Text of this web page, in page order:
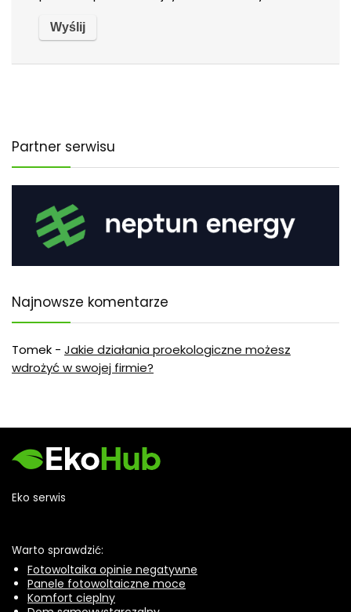
Partner serwisu
Najnowsze komentarze
Tomek - Jakie działania proekologiczne możesz
wdrożyć w swojej firmie?
Eko serwis
Warto sprawdzić:
Fotowoltaika opinie negatywne
Panele fotowoltaiczne moce
Komfort cieplny